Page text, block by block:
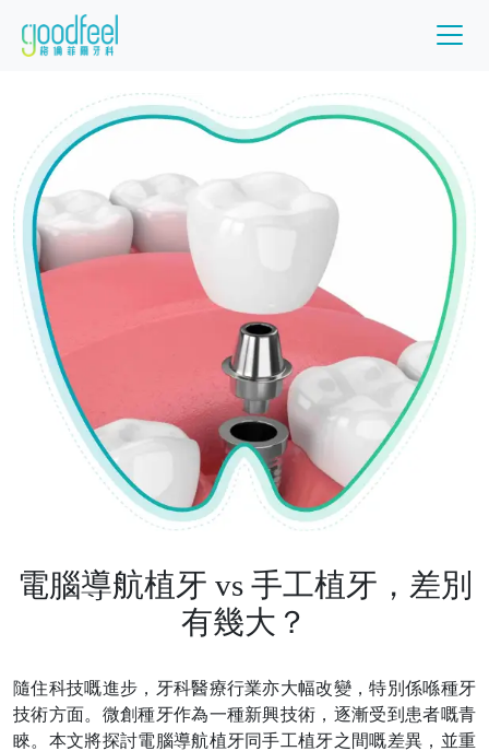
電腦導航植牙 vs 手工植牙，差別
有幾大？
隨住科技嘅進步，牙科醫療行業亦大幅改變，特別係喺種牙
技術方面。微創種牙作為一種新興技術，逐漸受到患者嘅青
睞。本文將探討電腦導航植牙同手工植牙之間嘅差異，並重